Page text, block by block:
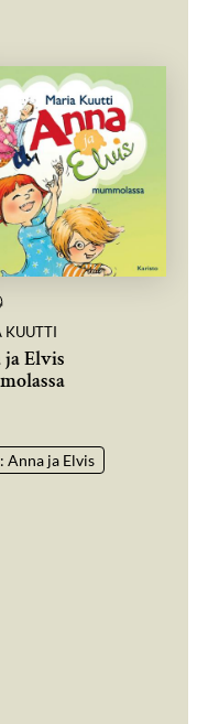
KUUTTI
Elvis
Anna ja Elvis